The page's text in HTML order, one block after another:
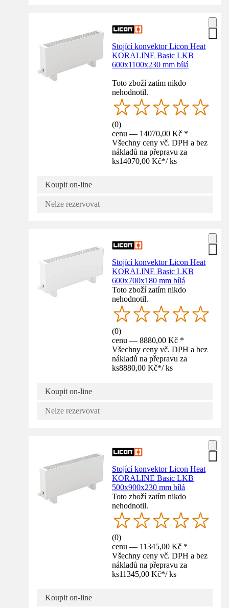
Stojící konvektor Licon Heat
KORALINE Basic LKB
600x1100x230 mm bílá
Toto zboží zatím nikdo
nehodnotil.
(0)
cenu — 14070,00 Kč *
Všechny ceny vč. DPH a bez
nákladů na přepravu za
ks14070,00 Kč*/ ks
Koupit on-line
Nelze rezervovat
Stojící konvektor Licon Heat
KORALINE Basic LKB
600x700x180 mm bílá
Toto zboží zatím nikdo
nehodnotil.
(0)
cenu — 8880,00 Kč *
Všechny ceny vč. DPH a bez
nákladů na přepravu za
ks8880,00 Kč*/ ks
Koupit on-line
Nelze rezervovat
Stojící konvektor Licon Heat
KORALINE Basic LKB
500x900x230 mm bílá
Toto zboží zatím nikdo
nehodnotil.
(0)
cenu — 11345,00 Kč *
Všechny ceny vč. DPH a bez
nákladů na přepravu za
ks11345,00 Kč*/ ks
Koupit on-line